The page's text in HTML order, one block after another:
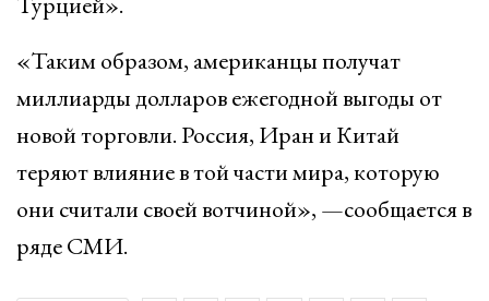
«Таким образом, американцы получат
миллиарды долларов ежегодной выгоды от
новой торговли. Россия, Иран и Китай
теряют влияние в той части мира, которую
они считали своей вотчиной», —сообщается в
ряде СМИ.